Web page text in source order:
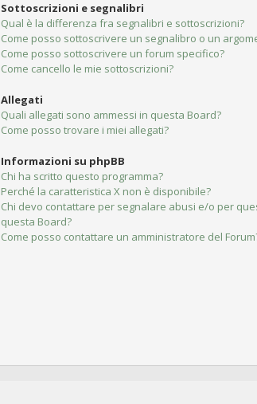
Sottoscrizioni e segnalibri
Qual è la differenza fra segnalibri e sottoscrizioni?
Come posso sottoscrivere un segnalibro o un
Come posso sottoscrivere un forum specifico?
Come cancello le mie sottoscrizioni?
Allegati
Quali allegati sono ammessi in questa Board?
Come posso trovare i miei allegati?
Informazioni su phpBB
Chi ha scritto questo programma?
Perché la caratteristica X non è disponibile?
Chi devo contattare per segnalare abusi e/o per
questa Board?
Come posso contattare un amministratore del